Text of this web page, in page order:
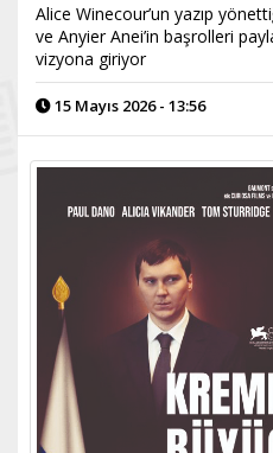
Alice Winecour’un yazıp
ve Anyier Anei’in başrolleri
vizyona giriyor
15 Mayıs 2026 - 13:56